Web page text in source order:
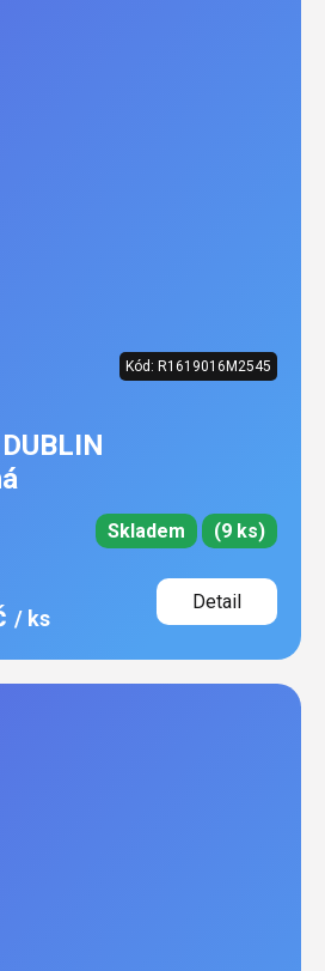
Kód: R1619016M2545
Skladem (9 ks)
/ ks
Detail